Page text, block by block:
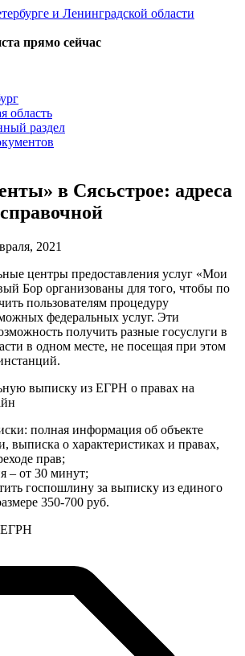
прямо сейчас
область
раздел
в Сясьстрое: адреса
2021
центры предоставления услуг «Мои
Бор организованы для того, чтобы по
пользователям процедуру
федеральных услуг. Эти
получить разные госуслуги в
в одном месте, не посещая при этом
выписку из ЕГРН о правах на
полная информация об объекте
выписка о характеристиках и правах,
прав;
– от 30 минут;
госпошлину за выписку из единого
350-700 руб.
ЕГРН